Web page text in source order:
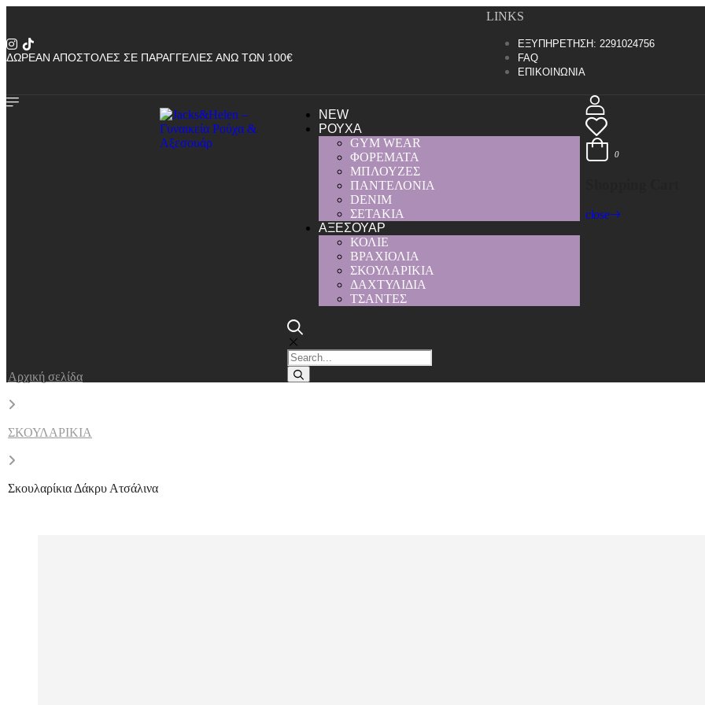
ΔΩΡΕΑΝ ΑΠΟΣΤΟΛΕΣ ΣΕ ΠΑΡΑΓΓΕΛΙΕΣ ΑΝΩ ΤΩΝ 100€
LINKS
ΕΞΥΠΗΡΕΤΗΣΗ: 2291024756
FAQ
ΕΠΙΚΟΙΝΩΝΙΑ
NEW
ΡΟΥΧΑ
GYM WEAR
ΦΟΡΕΜΑΤΑ
ΜΠΛΟΥΖΕΣ
ΠΑΝΤΕΛΟΝΙΑ
DENIM
ΣΕΤΑΚΙΑ
ΑΞΕΣΟΥΑΡ
ΚΟΛΙΕ
ΒΡΑΧΙΟΛΙΑ
ΣΚΟΥΛΑΡΙΚΙΑ
ΔΑΧΤΥΛΙΔΙΑ
ΤΣΑΝΤΕΣ
0
close
Αρχική σελίδα
ΣΚΟΥΛΑΡΙΚΙΑ
Σκουλαρίκια Δάκρυ Ατσάλινα